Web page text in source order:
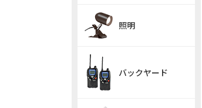
照明
バックヤード